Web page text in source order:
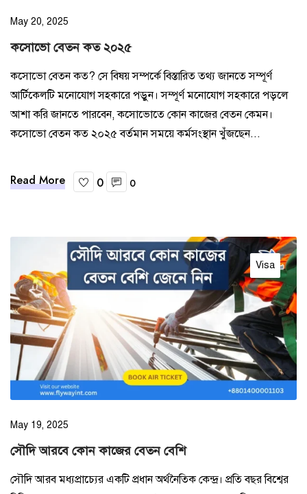
May 20, 2025
কসোভো বেতন কত ২০২৫
কসোভো বেতন কত? সে বিষয় সম্পর্কে বিস্তারিত তথ্য জানতে সম্পূর্ণ
আর্টিকেলটি মনোযোগ সহকারে পড়ুন। সম্পূর্ণ মনোযোগ সহকারে পড়লে
আশা করি জানতে পারবেন, কসোভোতে কোন কাজের বেতন কেমন।
কসোভো বেতন কত ২০২৫ বর্তমান সময়ে কর্মসংস্থান খুঁজছেন...
Read More 0 0
Visa
May 19, 2025
সৌদি আরবে কোন কাজের বেতন বেশি
সৌদি আরব মধ্যপ্রাচ্যের একটি প্রধান অর্থনৈতিক কেন্দ্র। প্রতি বছর বিশ্বের